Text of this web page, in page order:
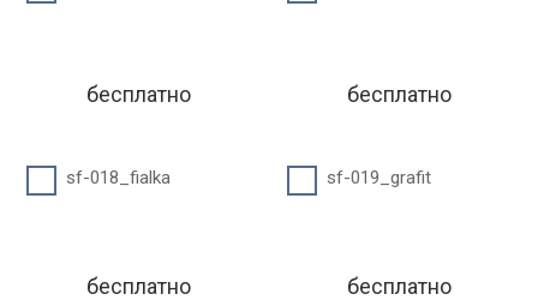
бесплатно бесплатно
sf-018_fialka
бесплатно
sf-019_grafit
бесплатно